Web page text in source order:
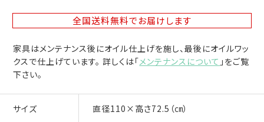
全国送料無料でお届けします
家具はメンテナンス後にオイル仕上げを施し、最後にオイルワッ
クスで仕上げています。 詳しくは「メンテナンスについて 」をご覧
下さい。
サイズ 直径110×高さ72.5（㎝）